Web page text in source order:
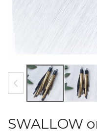
SWALLOW